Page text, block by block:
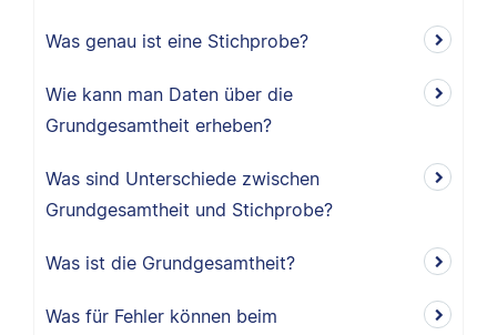
Was genau ist eine Stichprobe?
Wie kann man Daten über die
Grundgesamtheit erheben?
Was sind Unterschiede zwischen
Grundgesamtheit und Stichprobe?
Was ist die Grundgesamtheit?
Was für Fehler können beim